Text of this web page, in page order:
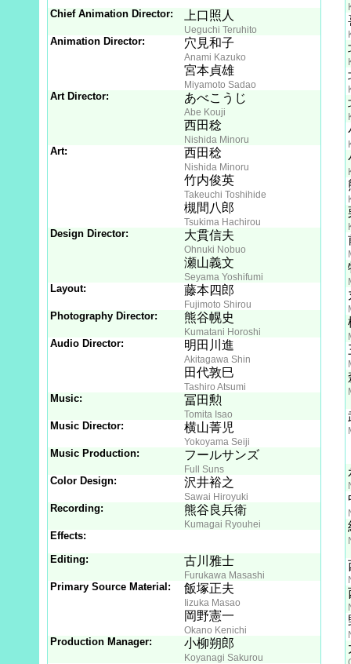
Chief Animation Director: 上口照人
Ueguchi Teruhito
Animation Director: 穴見和子
Anami Kazuko
宮本貞雄
Miyamoto Sadao
Art Director: あべこうじ
Abe Kouji
西田稔
Nishida Minoru
Art: 西田稔
Nishida Minoru
竹内俊英
Takeuchi Toshihide
槻間八郎
Tsukima Hachirou
Design Director: 大貫信夫
Ohnuki Nobuo
瀬山義文
Seyama Yoshifumi
Layout: 藤本四郎
Fujimoto Shirou
Photography Director: 熊谷幌史
Kumatani Horoshi
Audio Director: 明田川進
Akitagawa Shin
田代敦巳
Tashiro Atsumi
Music: 冨田勲
Tomita Isao
Music Director: 横山菁児
Yokoyama Seiji
Music Production: フールサンズ
Full Suns
Color Design: 沢井裕之
Sawai Hiroyuki
Recording: 熊谷良兵衛
Kumagai Ryouhei
Effects:
Editing:
古川雅士
Furukawa Masashi
Primary Source Material: 飯塚正夫
Iizuka Masao
岡野憲一
Okano Kenichi
Production Manager: 小柳朔郎
Koyanagi Sakurou